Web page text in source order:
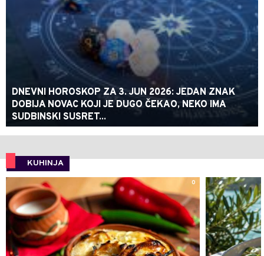
DNEVNI HOROSKOP ZA 3. JUN 2026: JEDAN ZNAK
DOBIJA NOVAC KOJI JE DUGO ČEKAO, NEKO IMA
SUDBINSKI SUSRET...
KUHINJA
0